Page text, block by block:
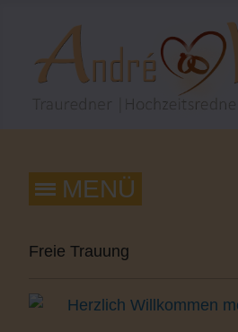
Freie Trauung
Herzlich Willkommen